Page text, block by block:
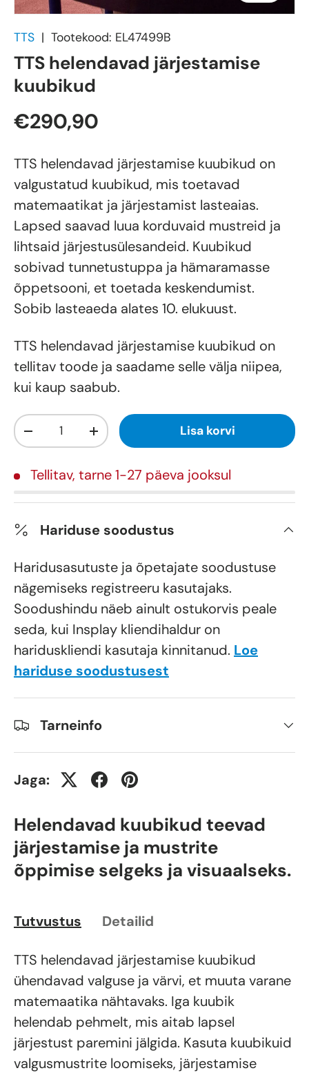
TTS | Tootekood: EL47499B
TTS helendavad järjestamise
kuubikud
€290,90
TTS helendavad järjestamise kuubikud on
valgustatud kuubikud, mis toetavad
matemaatikat ja järjestamist lasteaias.
Lapsed saavad luua korduvaid mustreid ja
lihtsaid järjestusülesandeid. Kuubikud
sobivad tunnetustuppa ja hämaramasse
õppetsooni, et toetada keskendumist.
Sobib lasteaeda alates 10. elukuust.
TTS helendavad järjestamise kuubikud on
tellitav toode ja saadame selle välja niipea,
kui kaup saabub.
Kogus
+ Lisa korvi
Tellitav, tarne 1-27 päeva jooksul
Hariduse soodustus
Haridusasutuste ja õpetajate soodustuse
nägemiseks registreeru kasutajaks.
Soodushindu näeb ainult ostukorvis peale
seda, kui Insplay kliendihaldur on
hariduskliendi kasutaja kinnitanud. Loe
hariduse soodustusest
Tarneinfo
Jaga:
Helendavad kuubikud teevad
järjestamise ja mustrite
õppimise selgeks ja visuaalseks.
Tutvustus Detailid
TTS helendavad järjestamise kuubikud
ühendavad valguse ja värvi, et muuta varane
matemaatika nähtavaks. Iga kuubik
helendab pehmelt, mis aitab lapsel
järjestust paremini jälgida. Kasuta kuubikuid
valgusmustrite loomiseks, järjestamise